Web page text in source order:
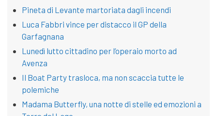
Pineta di Levante martoriata dagli incendi
Luca Fabbri vince per distacco il GP della
Garfagnana
Lunedì lutto cittadino per l’operaio morto ad
Avenza
Il Boat Party trasloca, ma non scaccia tutte le
polemiche
Madama Butterfly, una notte di stelle ed emozioni a